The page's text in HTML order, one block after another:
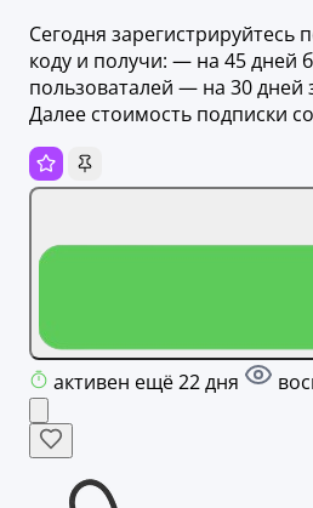
Сегодня
коду и получи: — на 45 дней
пользоваталей — на 30 дней
Далее стоимость подписки
активен ещё 22 дня